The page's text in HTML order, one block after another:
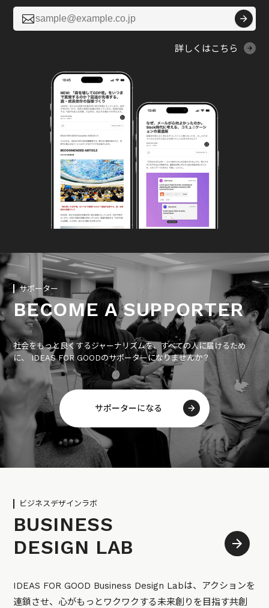

詳しくはこちら
サポーター
BECOME A SUPPORTER
社会をもっと良くするジャーナリズムを、すべての人に届けるため
に、 IDEAS FOR GOODのサポーターになりませんか？
サポーターになる
ビジネスデザインラボ
BUSINESS
DESIGN LAB
IDEAS FOR GOOD Business Design Labは、アクションを
連鎖させ、心がもっとワクワクする未来創りを目指す共創